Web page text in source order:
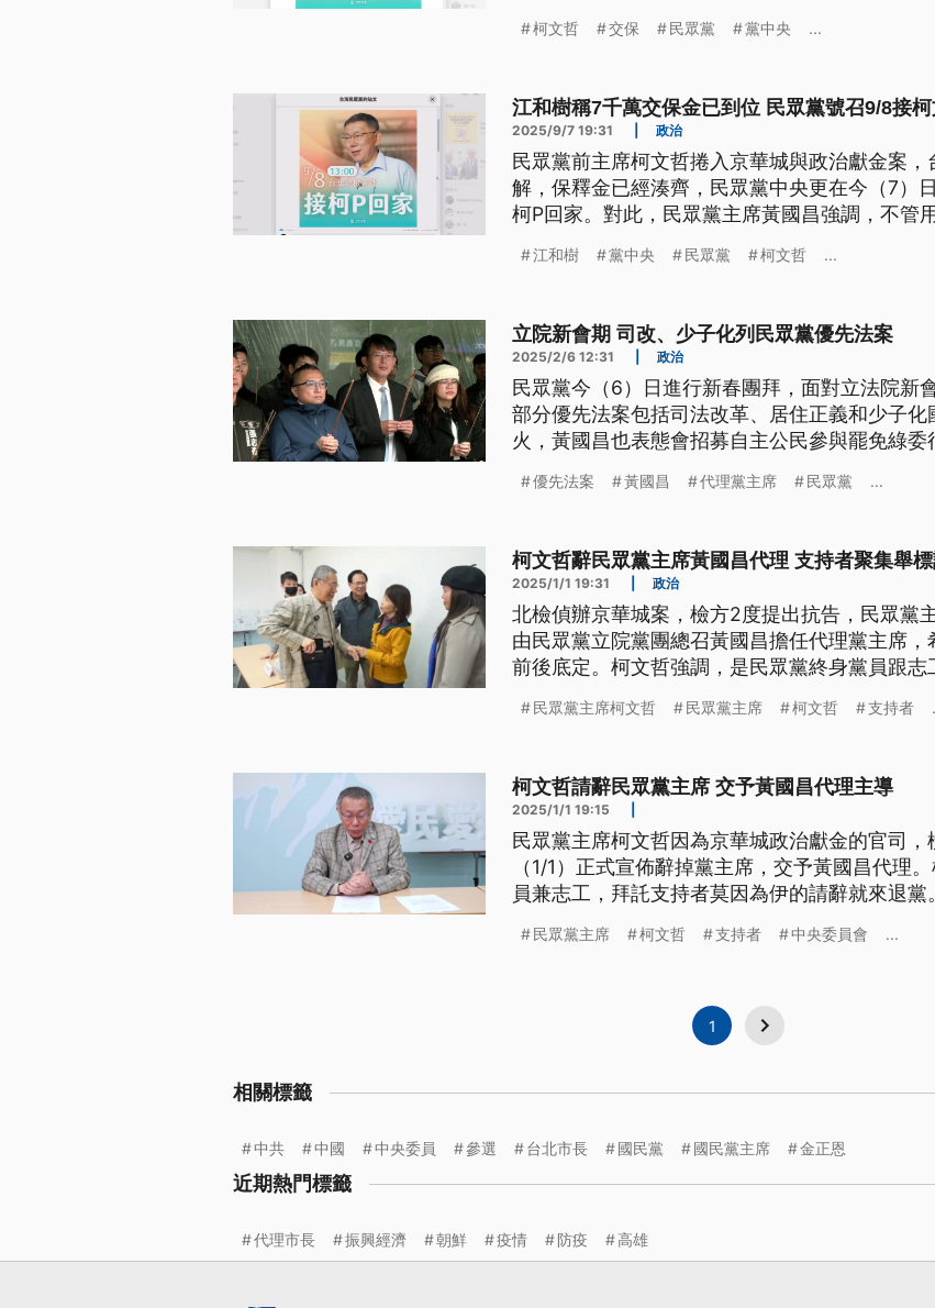
柯文哲 交保 民眾黨 黨中央 ...
江和樹稱7千萬交保金已到位 民眾黨號召9/8接
2025/9/7 19:31 政治
民眾黨前主席柯文哲捲入京華城與政治獻金案
解，保釋金已經湊齊，民眾黨中央更在今（7）
柯P回家。對此，民眾黨主席黃國昌強調，不管
是旁人可以想像的。
江和樹 黨中央 民眾黨 柯文哲 ...
立院新會期 司改、少子化列民眾黨優先法案
2025/2/6 12:31 政治
民眾黨今（6）日進行新春團拜，面對立法院新
部分優先法案包括司法改革、居住正義和少子
火，黃國昌也表態會招募自主公民參與罷免綠委
優先法案 黃國昌 代理黨主席 民眾黨 ...
柯文哲辭民眾黨主席黃國昌代理 支持者聚集舉
2025/1/1 19:31 政治
北檢偵辦京華城案，檢方2度提出抗告，民眾黨
由民眾黨立院黨團總召黃國昌擔任代理黨主席
前後底定。柯文哲強調，是民眾黨終身黨員跟
語力挺柯文哲。
民眾黨主席柯文哲 民眾黨主席 柯文哲 支持者
柯文哲請辭民眾黨主席 交予黃國昌代理主導
2025/1/1 19:15
民眾黨主席柯文哲因為京華城政治獻金的官司
（1/1）正式宣佈辭掉黨主席，交予黃國昌代理
員兼志工，拜託支持者莫因為伊的請辭就來退
民眾黨主席 柯文哲 支持者 中央委員會 ...
1
相關標籤
中共 中國 中央委員 參選 台北市長 國民黨 國民黨主席 金正恩
近期熱門標籤
代理市長 振興經濟 朝鮮 疫情 防疫 高雄